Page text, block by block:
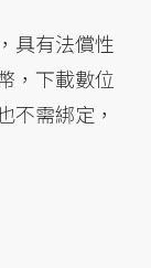
具有法償性
，下載數位
不需綁定，